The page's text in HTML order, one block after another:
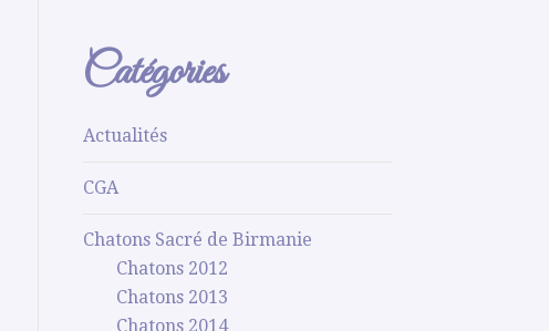
Catégories
Actualités
CGA
Chatons Sacré de Birmanie
Chatons 2012
Chatons 2013
Chatons 2014